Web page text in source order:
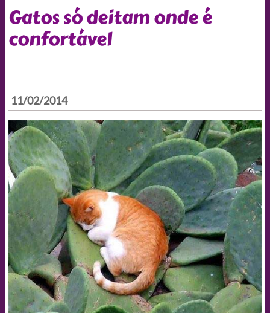
Gatos só deitam onde é
confortável
11/02/2014